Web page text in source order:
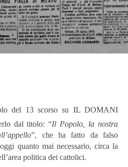
del 13 scorso su IL DOMANI
dal titolo: “Il Popolo, la nostra
”, che ha fatto da falso
quanto mai necessario, circa la
politica dei cattolici.